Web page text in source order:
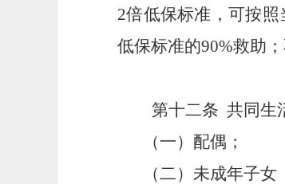
2倍低保标准，可按
低保标准的90%救助
第十二条 共同生
（一）配偶；
（二）未成年子